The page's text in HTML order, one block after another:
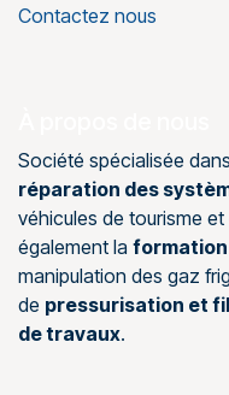
Contactez nous
Société spécialisée
réparation des
véhicules de tourisme
également la
manipulation des gaz
de pressurisation et
de travaux.